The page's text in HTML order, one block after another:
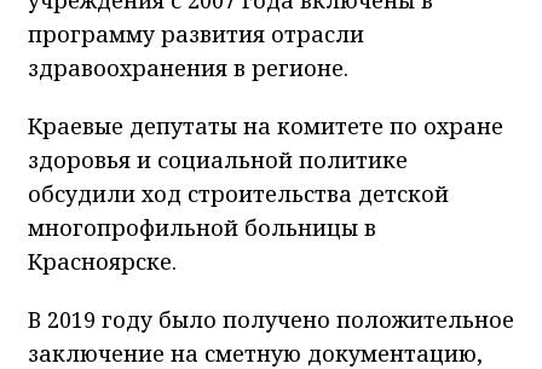
программу развития отрасли
здравоохранения в регионе.
Краевые депутаты на комитете по охране
здоровья и социальной политике
обсудили ход строительства детской
многопрофильной больницы в
Красноярске.
В 2019 году было получено положительное
заключение на сметную документацию,